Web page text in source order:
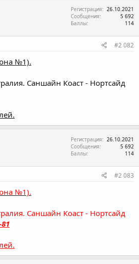
Регистрация
26.10.2021
Сообщения
5 692
Баллы
114
#2 082
№1).
Саншайн Коаст - Нортсайд
Регистрация
26.10.2021
Сообщения
5 692
Баллы
114
#2 083
№1).
Саншайн Коаст - Нортсайд